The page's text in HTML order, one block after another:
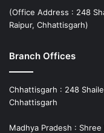
(Office Address : 248
Raipur, Chhattisgarh)
Branch Offices
Chhattisgarh : 248
Chhattisgarh
Madhya Pradesh :